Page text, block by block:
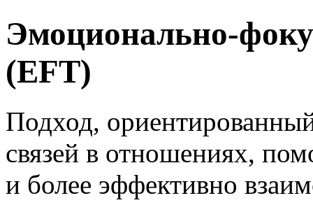
Эмоционально-
(EFT)
Подход,
связей в отношениях,
и более эффективно